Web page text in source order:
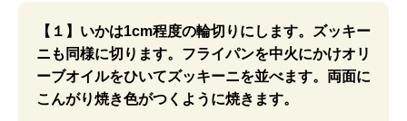
【１】いかは1cm程度の輪切りにします。ズッキー
ニも同様に切ります。フライパンを中火にかけオリ
ーブオイルをひいてズッキーニを並べます。両面に
こんがり焼き色がつくように焼きます。